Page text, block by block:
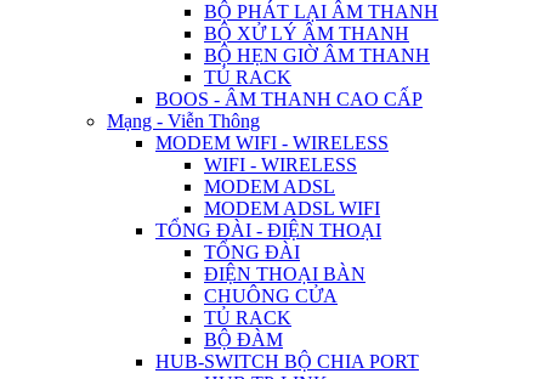
BỘ PHÁT LẠI ÂM THANH
BỘ XỬ LÝ ÂM THANH
BỘ HẸN GIỜ ÂM THANH
TỦ RACK
BOOS - ÂM THANH CAO CẤP
Mạng - Viễn Thông
MODEM WIFI - WIRELESS
WIFI - WIRELESS
MODEM ADSL
MODEM ADSL WIFI
TỔNG ĐÀI - ĐIỆN THOẠI
TỔNG ĐÀI
ĐIỆN THOẠI BÀN
CHUÔNG CỬA
TỦ RACK
BỘ ĐÀM
HUB-SWITCH BỘ CHIA PORT